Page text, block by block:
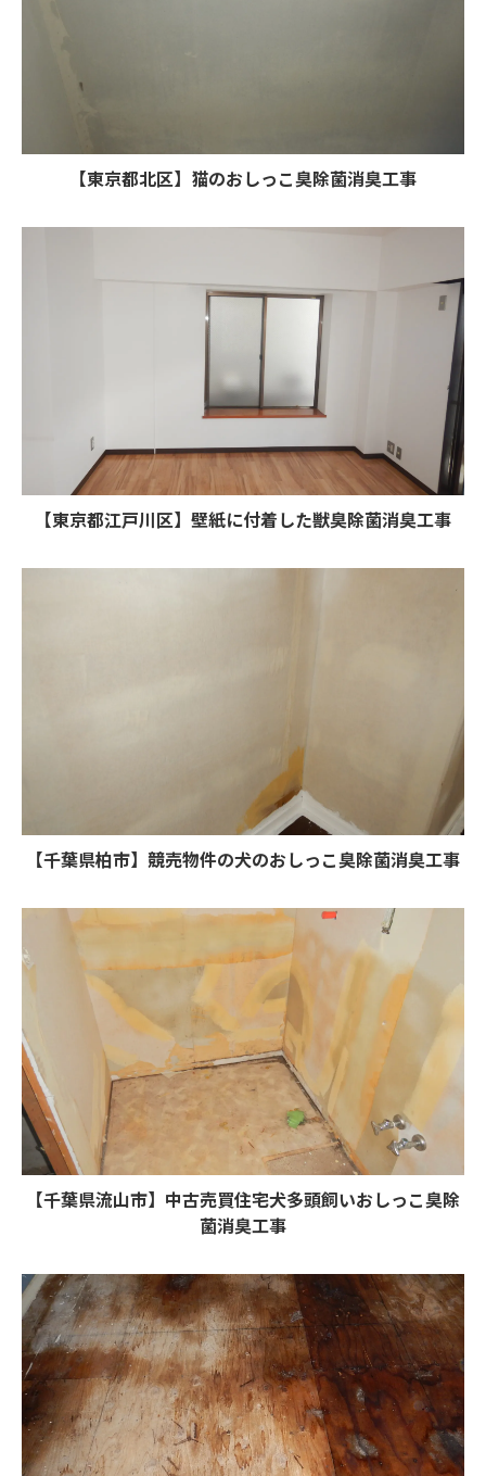
【東京都北区】猫のおしっこ臭除菌消臭工事
【東京都江戸川区】壁紙に付着した獣臭除菌消臭工事
【千葉県柏市】競売物件の犬のおしっこ臭除菌消臭工事
【千葉県流山市】中古売買住宅犬多頭飼いおしっこ臭除
菌消臭工事